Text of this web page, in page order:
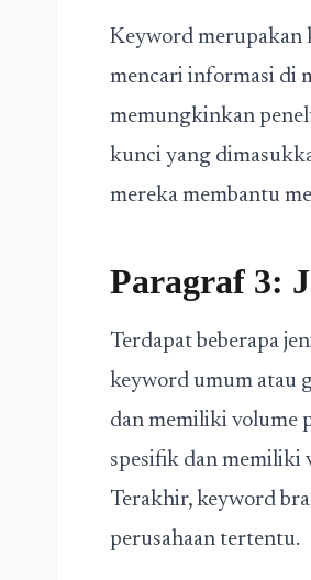
Keyword merupakan
mencari informasi di
memungkinkan
kunci yang
mereka membantu
Paragraf 3:
Terdapat beberapa
keyword umum atau
dan memiliki volume
spesifik dan memiliki
Terakhir, keyword
perusahaan tertentu.